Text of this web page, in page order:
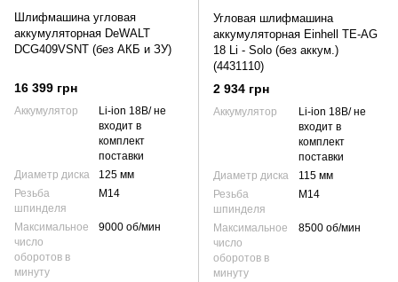
Шлифмашина угловая
аккумуляторная DeWALT
DCG409VSNT (без АКБ и ЗУ)
16 399 грн
Аккумулятор
Li-ion 18В/ не
входит в
комплект
поставки
Диаметр диска
125 мм
Резьба
шпинделя
М14
Максимальное
число
оборотов в
минуту
9000 об/мин
Угловая шлифмашина
аккумуляторная Einhell TE-AG
18 Li - Solo (без аккум.)
(4431110)
2 934 грн
Аккумулятор
Li-ion 18В/ не
входит в
комплект
поставки
Диаметр диска
115 мм
Резьба
шпинделя
М14
Максимальное
число
оборотов в
минуту
8500 об/мин